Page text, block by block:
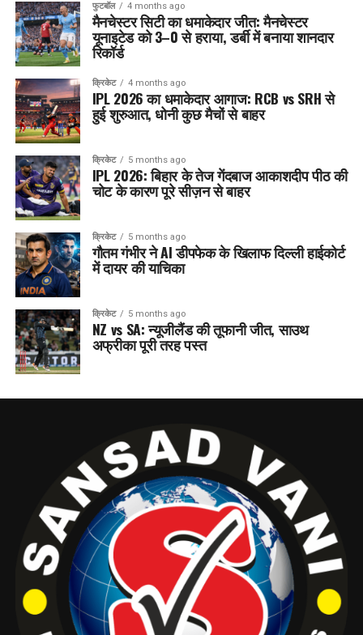
फुटबॉल 4 months ago
मैनचेस्टर सिटी का धमाकेदार जीत: मैनचेस्टर
यूनाइटेड को 3–0 से हराया, डर्बी में बनाया शानदार
रिकॉर्ड
क्रिकेट 4 months ago
IPL 2026 का धमाकेदार आगाज: RCB vs SRH से
हुई शुरुआत, धोनी कुछ मैचों से बाहर
क्रिकेट 5 months ago
IPL 2026: बिहार के तेज गेंदबाज आकाशदीप पीठ की
चोट के कारण पूरे सीज़न से बाहर
क्रिकेट 5 months ago
गौतम गंभीर ने AI डीपफेक के खिलाफ दिल्ली हाईकोर्ट
में दायर की याचिका
क्रिकेट 5 months ago
NZ vs SA: न्यूजीलैंड की तूफानी जीत, साउथ
अफ्रीका पूरी तरह पस्त